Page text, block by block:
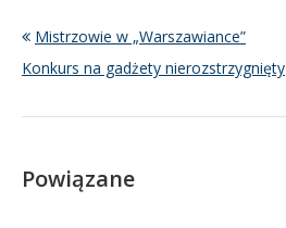
Mistrzowie w „Warszawiance”
Konkurs na gadżety nierozstrzygnięty
Powiązane